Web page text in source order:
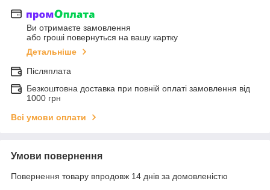
Ви отримаєте замовлення
або гроші повернуться на вашу картку
Детальніше
Післяплата
Безкоштовна доставка при повній оплаті замовлення від
1000 грн
Всі умови оплати
Умови повернення
Повернення товару впродовж 14 днів за домовленістю